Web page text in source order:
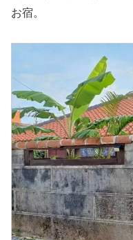
お宿。